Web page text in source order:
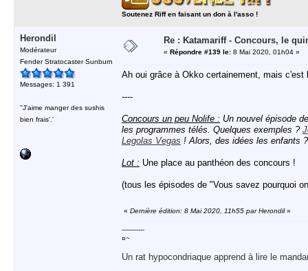
Soutenez Riff en faisant un don à l'asso !
Herondil
Modérateur
Fender Stratocaster Sunburn
Messages: 1 391
''J'aime manger des sushis
bien frais'.'
Re : Katamariff - Concours, le
« Répondre #139 le: 8 Mai 2020, 01h04 »
Ah oui grâce à Okko certainement, mais c'est
----
Concours un peu Nolife : Un nouvel épisode
les programmes télés. Quelques exemples ?
Legolas Vegas ! Alors, des idées les enfants ?
Lot : Une place au panthéon des concours !
(tous les épisodes de "Vous savez pourquoi
« Dernière édition: 8 Mai 2020, 11h55 par Herondil»
-----------
¤~
Un rat hypocondriaque apprend à lire le